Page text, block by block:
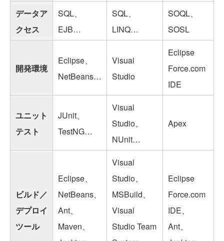
データア
クセス
SQL、
EJB…
SQL、
LINQ…
SOQL、
SOSL
開発環境
Eclipse、
NetBeans…
Visual
Studio
Eclipse
Force.com
IDE
ユニット
テスト
JUnit、
TestNG…
Visual
Studio、
NUnit…
Apex
ビルド／
デプロイ
ツール
Eclipse、
NetBeans、
Ant、
Maven、
Visual
Studio、
MSBuild、
Visual
Studio Team
Eclipse
Force.com
IDE、
Ant、